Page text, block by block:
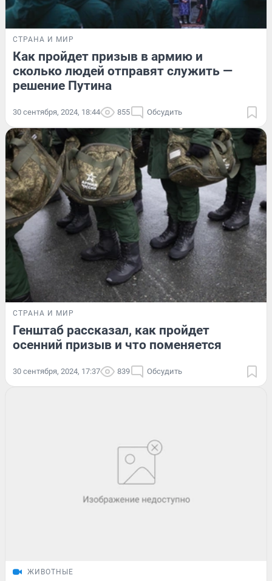
СТРАНА И МИР
Как пройдет призыв в армию и
сколько людей отправят служить —
решение Путина
30 сентября, 2024, 18:44 855 Обсудить
СТРАНА И МИР
Генштаб рассказал, как пройдет
осенний призыв и что поменяется
30 сентября, 2024, 17:37 839 Обсудить
ЖИВОТНЫЕ